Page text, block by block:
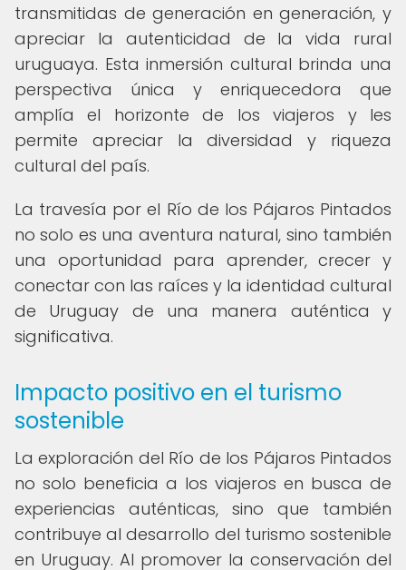
transmitidas de generación en generación, y
apreciar la autenticidad de la vida rural
uruguaya. Esta inmersión cultural brinda una
perspectiva única y enriquecedora que
amplía el horizonte de los viajeros y les
permite apreciar la diversidad y riqueza
cultural del país.
La travesía por el Río de los Pájaros Pintados
no solo es una aventura natural, sino también
una oportunidad para aprender, crecer y
conectar con las raíces y la identidad cultural
de Uruguay de una manera auténtica y
significativa.
Impacto positivo en el turismo
sostenible
La exploración del Río de los Pájaros Pintados
no solo beneficia a los viajeros en busca de
experiencias auténticas, sino que también
contribuye al desarrollo del turismo sostenible
en Uruguay. Al promover la conservación del